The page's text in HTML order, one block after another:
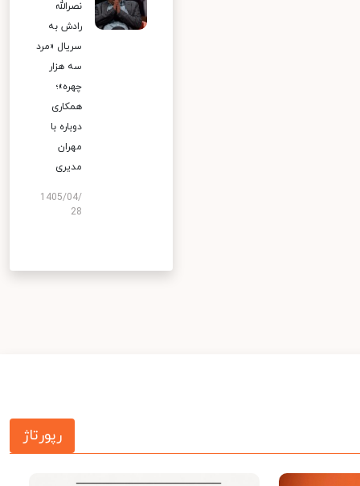
نصرالله
رادش به
سریال «مرد
سه هزار
چهره»؛
همکاری
دوباره با
مهران
مدیری
1405/04/
28
رپورتاژ